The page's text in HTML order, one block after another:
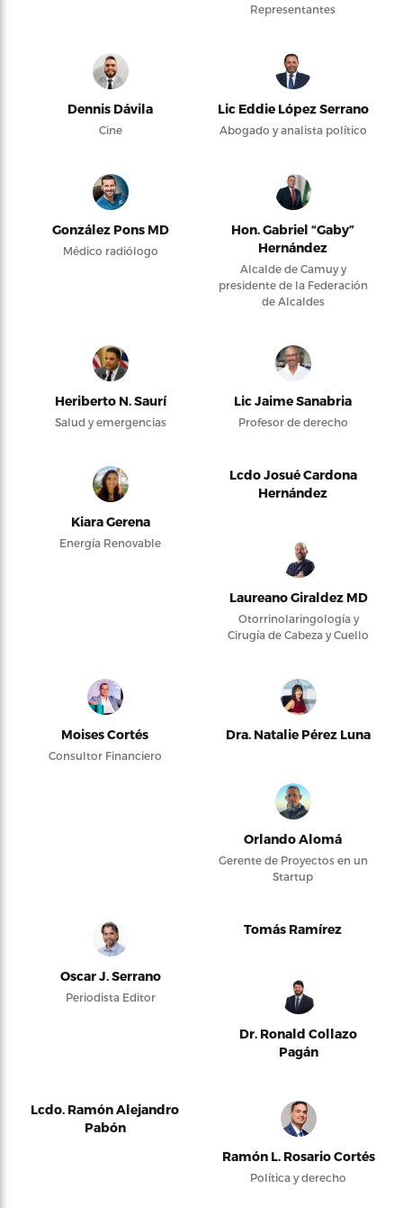
Representantes
Dennis Dávila
Cine
Lic Eddie López Serrano
Abogado y analista político
González Pons MD
Médico radiólogo
Hon. Gabriel “Gaby”
Hernández
Alcalde de Camuy y
presidente de la Federación
de Alcaldes
Heriberto N. Saurí
Salud y emergencias
Lic Jaime Sanabria
Profesor de derecho
Kiara Gerena
Energía Renovable
Lcdo Josué Cardona
Hernández
Laureano Giraldez MD
Otorrinolaringología y
Cirugía de Cabeza y Cuello
Moises Cortés
Consultor Financiero
Dra. Natalie Pérez Luna
Orlando Alomá
Gerente de Proyectos en un
Startup
Oscar J. Serrano
Periodista Editor
Tomás Ramírez
Dr. Ronald Collazo
Pagán
Lcdo. Ramón Alejandro
Pabón
Ramón L. Rosario Cortés
Política y derecho